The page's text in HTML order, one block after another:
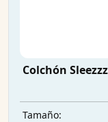
Colchón
Tamaño: